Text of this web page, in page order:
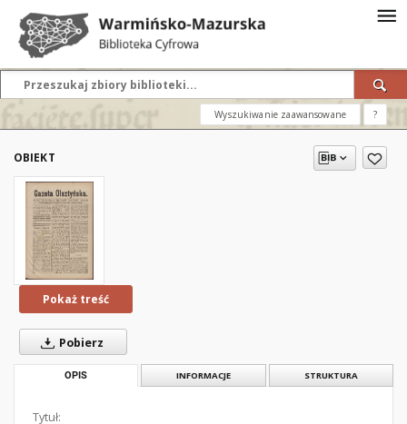
Wyszukiwanie zaawansowane ?
OBIEKT
Pokaż treść
Pobierz
OPIS INFORMACJE STRUKTURA
Tytuł: